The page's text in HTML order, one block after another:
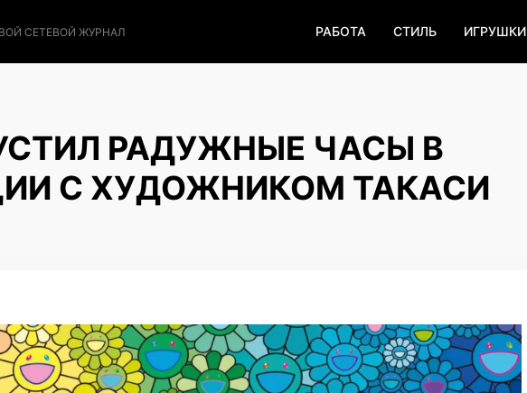
СЕТЕВОЙ ЖУРНАЛ РАБОТА СТИЛЬ ИГРУШКИ
РАДУЖНЫЕ ЧАСЫ В
С ХУДОЖНИКОМ ТАКАСИ